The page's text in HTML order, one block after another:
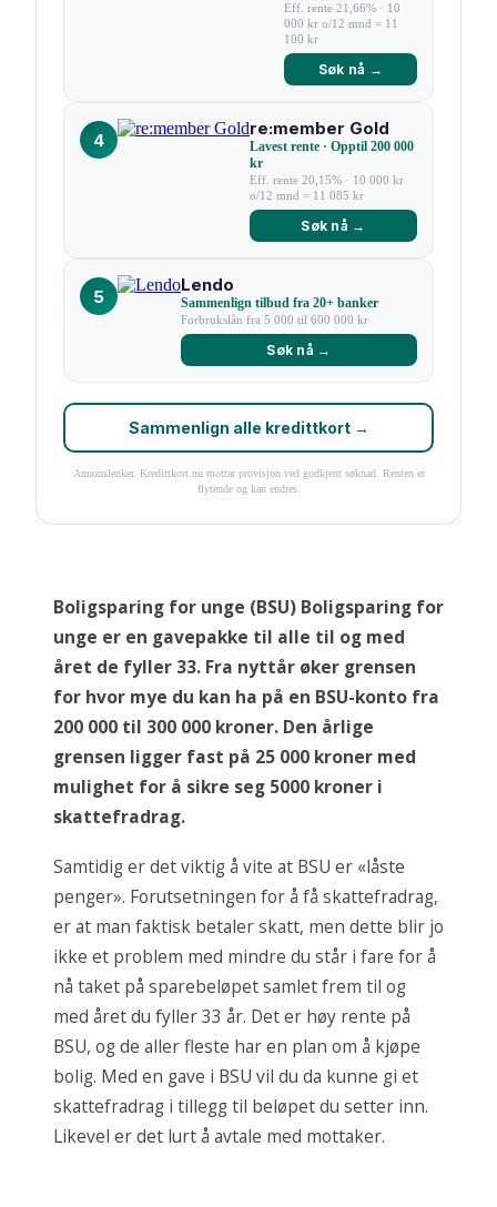
Boligsparing for unge (BSU) Boligsparing for
unge er en gavepakke til alle til og med
året de fyller 33. Fra nyttår øker grensen
for hvor mye du kan ha på en BSU-konto fra
200 000 til 300 000 kroner. Den årlige
grensen ligger fast på 25 000 kroner med
mulighet for å sikre seg 5000 kroner i
skattefradrag.
Samtidig er det viktig å vite at BSU er «låste
penger». Forutsetningen for å få skattefradrag,
er at man faktisk betaler skatt, men dette blir jo
ikke et problem med mindre du står i fare for å
nå taket på sparebeløpet samlet frem til og
med året du fyller 33 år. Det er høy rente på
BSU, og de aller fleste har en plan om å kjøpe
bolig. Med en gave i BSU vil du da kunne gi et
skattefradrag i tillegg til beløpet du setter inn.
Likevel er det lurt å avtale med mottaker.
Eff. rente 21,66% · 10
000 kr o/12 mnd = 11
100 kr
Søk nå →
4
re:member Gold
Lavest rente · Opptil 200 000
kr
Eff. rente 20,15% · 10 000 kr
o/12 mnd = 11 085 kr
Søk nå →
5
Lendo
Sammenlign tilbud fra 20+ banker
Forbrukslån fra 5 000 til 600 000 kr
Søk nå →
Sammenlign alle kredittkort →
Annonslenker. Kredittkort.nu mottar provisjon ved godkjent søknad. Renten er
flytende og kan endres.